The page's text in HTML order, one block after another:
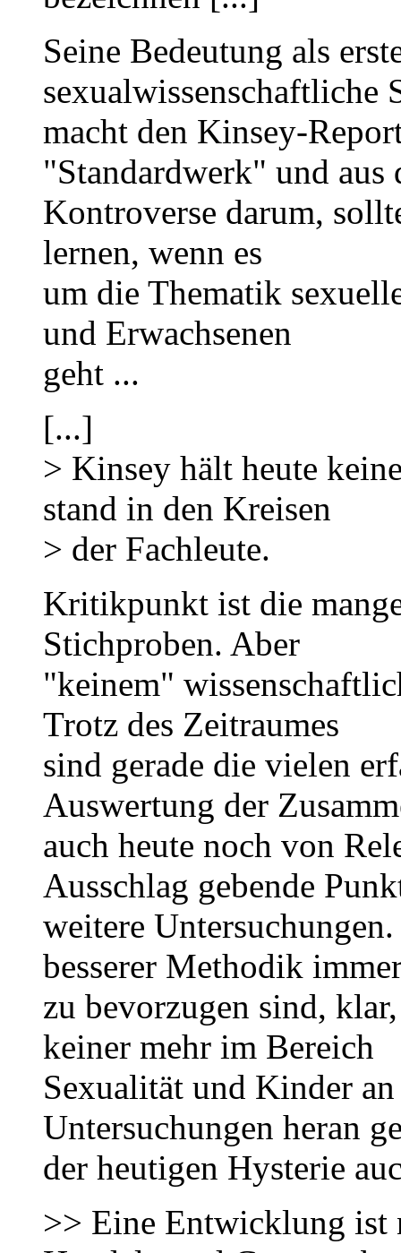
Seine Bedeutung als
sexualwissenschaftliche
macht den Kinsey-
"Standardwerk" und aus
Kontroverse darum,
lernen, wenn es
um die Thematik
und Erwachsenen
geht ...
[...]
> Kinsey hält heute
stand in den Kreisen
> der Fachleute.
Kritikpunkt ist die
Stichproben. Aber
"keinem"
Trotz des Zeitraumes
sind gerade die vielen
Auswertung der
auch heute noch von
Ausschlag gebende
weitere
besserer Methodik
zu bevorzugen sind,
keiner mehr im Bereich
Sexualität und Kinder
Untersuchungen heran
der heutigen Hysterie
>> Eine Entwicklung ist